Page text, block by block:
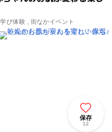
び体験 , 街なかイベント
保存
12